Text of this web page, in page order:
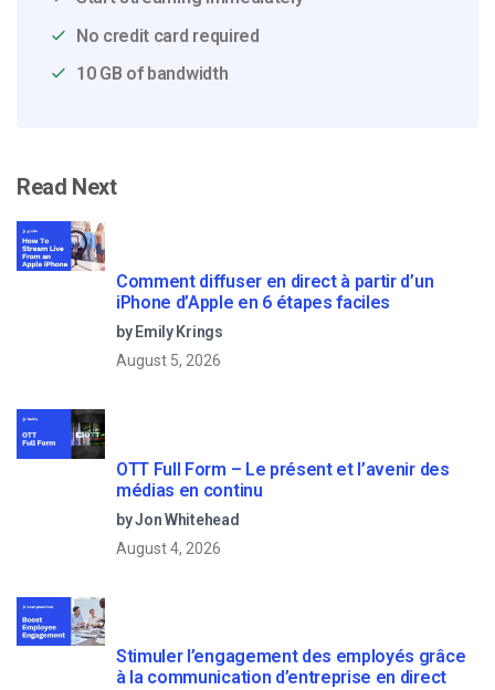
No credit card required
10 GB of bandwidth
Read Next
Comment diffuser en direct à partir d’un
iPhone d’Apple en 6 étapes faciles
by Emily Krings
August 5, 2026
OTT Full Form – Le présent et l’avenir des
médias en continu
by Jon Whitehead
August 4, 2026
Stimuler l’engagement des employés grâce
à la communication d’entreprise en direct